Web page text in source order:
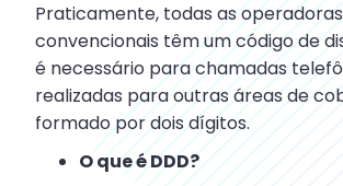
Praticamente, todas as operadoras
convencionais têm um código de
é necessário para chamadas
realizadas para outras áreas de
formado por dois dígitos.
O que é DDD?